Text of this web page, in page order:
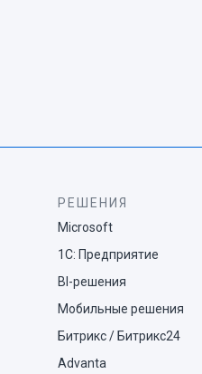
РЕШЕНИЯ
Microsoft
1С: Предприятие
BI-решения
Мобильные решения
Битрикс / Битрикс24
Advanta